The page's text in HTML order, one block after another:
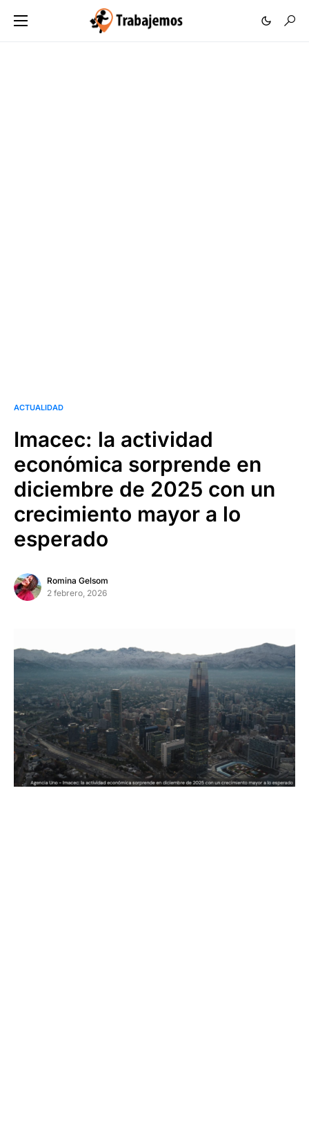
ACTUALIDAD
Imacec: la actividad
económica sorprende en
diciembre de 2025 con un
crecimiento mayor a lo
esperado
Romina Gelsom
2 febrero, 2026